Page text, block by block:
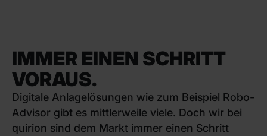
IMMER EINEN SCHRITT
VORAUS.
Digitale Anlagelösungen wie zum Beispiel Robo-
Advisor gibt es mittlerweile viele. Doch wir bei
quirion sind dem Markt immer einen Schritt